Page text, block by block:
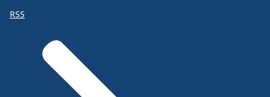
RSS